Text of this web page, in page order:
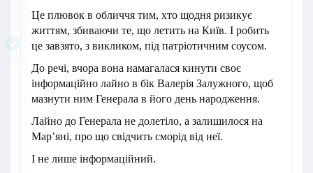
Це плювок в обличчя тим, хто щодня ризикує
життям, збиваючи те, що летить на Київ. І робить
це завзято, з викликом, під патріотичним соусом.
До речі, вчора вона намагалася кинути своє
інформаційно лайно в бік Валерія Залужного, щоб
мазнути ним Генерала в його день народження.
Лайно до Генерала не долетіло, а залишилося на
Марʼяні, про що свідчить сморід від неї.
І не лише інформаційний.